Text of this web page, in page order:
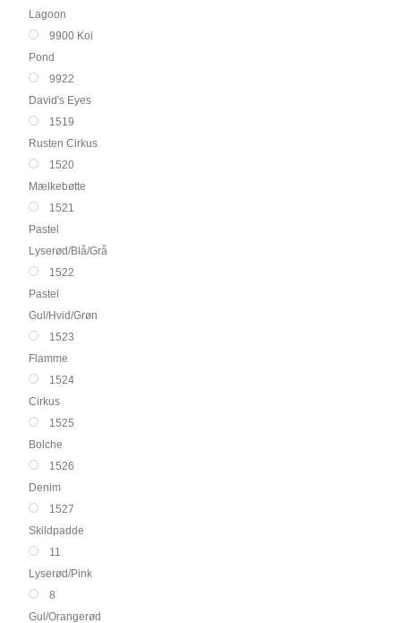
Lagoon
9900 Koi
Pond
9922
David's Eyes
1519
Rusten Cirkus
1520
Mælkebøtte
1521
Pastel
Lyserød/Blå/Grå
1522
Pastel
Gul/Hvid/Grøn
1523
Flamme
1524
Cirkus
1525
Bolche
1526
Denim
1527
Skildpadde
11
Lyserød/Pink
8
Gul/Orangerød